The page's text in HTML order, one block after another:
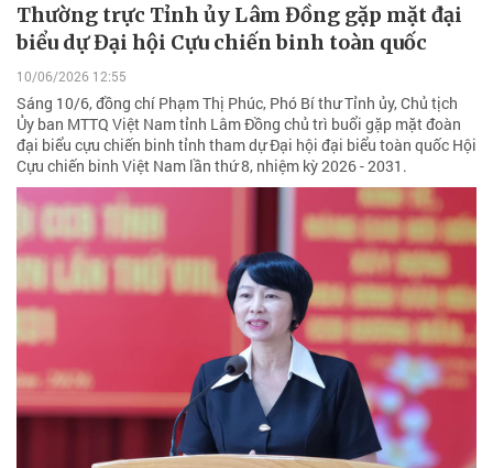
Thường trực Tỉnh ủy Lâm Đồng gặp mặt đại
biểu dự Đại hội Cựu chiến binh toàn quốc
10/06/2026 12:55
Sáng 10/6, đồng chí Phạm Thị Phúc, Phó Bí thư Tỉnh ủy, Chủ tịch
Ủy ban MTTQ Việt Nam tỉnh Lâm Đồng chủ trì buổi gặp mặt đoàn
đại biểu cựu chiến binh tỉnh tham dự Đại hội đại biểu toàn quốc Hội
Cựu chiến binh Việt Nam lần thứ 8, nhiệm kỳ 2026 - 2031.